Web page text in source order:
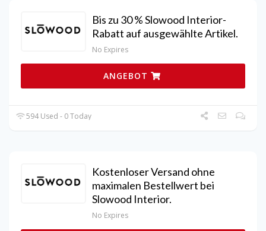
Bis zu 30 % Slowood Interior-
Rabatt auf ausgewählte Artikel.
No Expires
ANGEBOT
594 Used - 0 Today
Kostenloser Versand ohne
maximalen Bestellwert bei
Slowood Interior.
No Expires